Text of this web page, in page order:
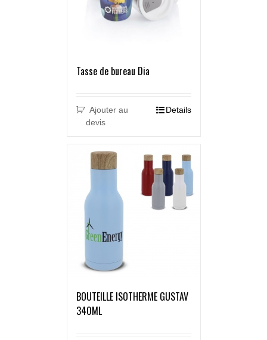
Tasse de bureau Dia
Ajouter au
devis
Details
BOUTEILLE ISOTHERME GUSTAV
340ML